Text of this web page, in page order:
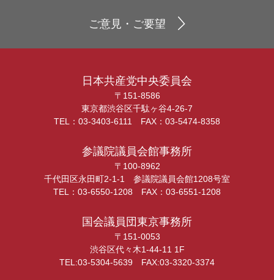
ご意見・ご要望
日本共産党中央委員会
〒151-8586
東京都渋谷区千駄ヶ谷4-26-7
TEL：03-3403-6111 FAX：03-5474-8358
参議院議員会館事務所
〒100-8962
千代田区永田町2-1-1 参議院議員会館1208号室
TEL：03-6550-1208 FAX：03-6551-1208
国会議員団東京事務所
〒151-0053
渋谷区代々木1-44-11 1F
TEL:03-5304-5639 FAX:03-3320-3374